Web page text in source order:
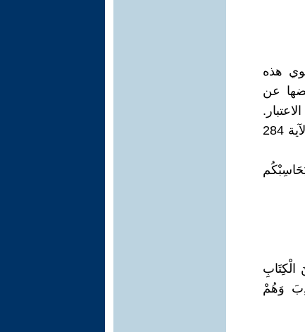
هذه
عن
أحيانًا يتم استبدال اسم الله في مخطوطة سمرقند بالضمير "هو" كما في الآية 284
الْكِتَابِ
وَهُمْ